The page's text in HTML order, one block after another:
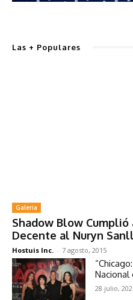
Las + Populares
Galeria
Shadow Blow
Decente al Nuryn
Hostuis Inc. - 7 agosto, 2015
Nacional
28 julio,